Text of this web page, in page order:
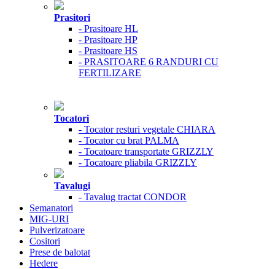
Prasitori
- Prasitoare HL
- Prasitoare HP
- Prasitoare HS
- PRASITOARE 6 RANDURI CU
FERTILIZARE
Tocatori
- Tocator resturi vegetale CHIARA
- Tocator cu brat PALMA
- Tocatoare transportate GRIZZLY
- Tocatoare pliabila GRIZZLY
Tavalugi
- Tavalug tractat CONDOR
Semanatori
MIG-URI
Pulverizatoare
Cositori
Prese de balotat
Hedere